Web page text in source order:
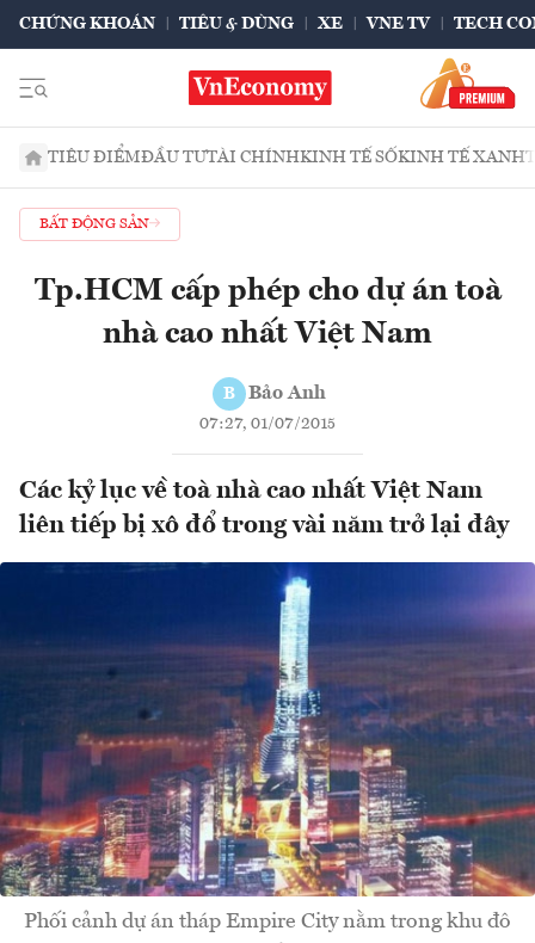
CHỨNG KHOÁN TIÊU & DÙNG XE VNE TV TECH
TIÊU ĐIỂMĐẦU TƯTÀI CHÍNHKINH TẾ SỐKINH TẾ XANH
BẤT ĐỘNG SẢN
Tp.HCM cấp phép cho dự án toà
nhà cao nhất Việt Nam
B Bảo Anh
07:27, 01/07/2015
Các kỷ lục về toà nhà cao nhất Việt Nam
liên tiếp bị xô đổ trong vài năm trở lại đây
Phối cảnh dự án tháp Empire City nằm trong khu đô